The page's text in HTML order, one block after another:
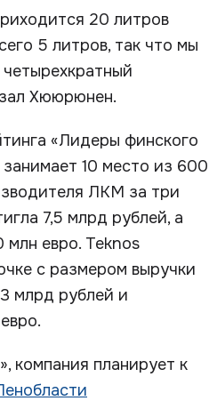
20 литров
5 литров, так что мы
Хююрюнен.
«Лидеры финского
10 место из 600
ЛКМ за три
7,5 млрд рублей, а
евро. Teknos
с размером выручки
млрд рублей и
компания планирует к